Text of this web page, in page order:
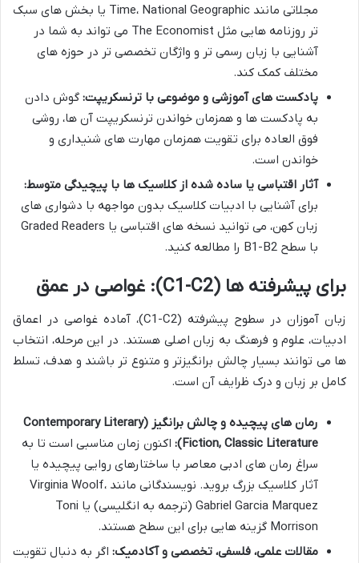
مجلاتی مانند Time، National Geographic یا بخش های سبک
تر روزنامه هایی مثل The Economist می تواند به شما در
آشنایی با زبان رسمی تر و واژگان تخصصی تر در حوزه های
مختلف کمک کند.
پادکست های آموزشی و موضوعی با ترنسکریپت: گوش دادن
به پادکست ها و همزمان خواندن ترنسکریپت آن ها، روشی
فوق العاده برای تقویت همزمان مهارت های شنیداری و
خواندن است.
آثار اقتباسی یا ساده شده از کلاسیک ها با پیچیدگی متوسط:
برای آشنایی با ادبیات کلاسیک بدون مواجهه با دشواری های
زبان کهن، می توانید نسخه های اقتباسی یا Graded Readers
با سطح B1-B2 را مطالعه کنید.
برای پیشرفته ها (C1-C2): غواصی در عمق
زبان آموزان در سطوح پیشرفته (C1-C2)، آماده غواصی در اعماق
ادبیات، علوم و فرهنگ به زبان اصلی هستند. در این مرحله، انتخاب
ها می توانند بسیار چالش برانگیزتر و متنوع تر باشند و هدف، تسلط
کامل بر زبان و درک ظرایف آن است.
رمان های پیچیده و چالش برانگیز (Contemporary Literary
Fiction, Classic Literature):
اکنون زمان مناسبی است تا به
سراغ رمان های ادبی معاصر با ساختارهای روایی پیچیده یا
آثار کلاسیک بزرگ بروید. نویسندگانی مانند Virginia Woolf،
Gabriel Garcia Marquez (ترجمه به انگلیسی) یا Toni
Morrison گزینه هایی برای این سطح هستند.
مقالات علمی، فلسفی، تخصصی و آکادمیک: اگر به دنبال تقویت